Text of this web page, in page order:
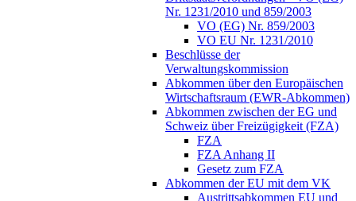
Nr. 1231/2010 und 859/2003
VO (EG) Nr. 859/2003
VO EU Nr. 1231/2010
Beschlüsse der
Verwaltungskommission
Abkommen über den Europäischen
Wirtschaftsraum (EWR-Abkommen)
Abkommen zwischen der EG und
Schweiz über Freizügigkeit (FZA)
FZA
FZA Anhang II
Gesetz zum FZA
Abkommen der EU mit dem VK
Austrittsabkommen EU und